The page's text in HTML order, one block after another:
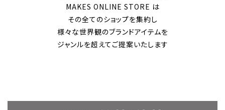
MAKES ONLINE STORE は
その全てのショップを集約し
様々な世界観のブランドアイテムを
ジャンルを超えてご提案いたします